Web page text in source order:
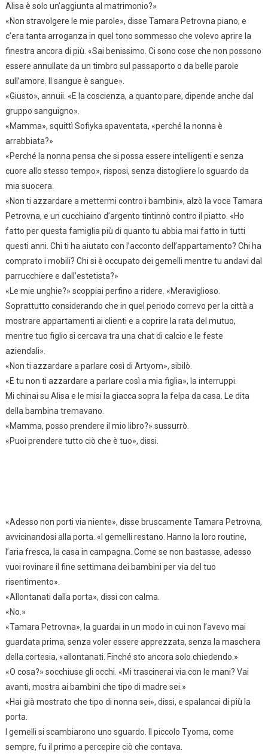
Alisa è solo un’aggiunta al matrimonio?»
«Non stravolgere le mie parole», disse Tamara Petrovna piano, e
c’era tanta arroganza in quel tono sommesso che volevo aprire la
finestra ancora di più. «Sai benissimo. Ci sono cose che non possono
essere annullate da un timbro sul passaporto o da belle parole
sull’amore. Il sangue è sangue».
«Giusto», annuii. «E la coscienza, a quanto pare, dipende anche dal
gruppo sanguigno».
«Mamma», squittì Sofiyka spaventata, «perché la nonna è
arrabbiata?»
«Perché la nonna pensa che si possa essere intelligenti e senza
cuore allo stesso tempo», risposi, senza distogliere lo sguardo da
mia suocera.
«Non ti azzardare a mettermi contro i bambini», alzò la voce Tamara
Petrovna, e un cucchiaino d’argento tintinnò contro il piatto. «Ho
fatto per questa famiglia più di quanto tu abbia mai fatto in tutti
questi anni. Chi ti ha aiutato con l’acconto dell’appartamento? Chi ha
comprato i mobili? Chi si è occupato dei gemelli mentre tu andavi dal
parrucchiere e dall’estetista?»
«Le mie unghie?» scoppiai perfino a ridere. «Meraviglioso.
Soprattutto considerando che in quel periodo correvo per la città a
mostrare appartamenti ai clienti e a coprire la rata del mutuo,
mentre tuo figlio si cercava tra una chat di calcio e le feste
aziendali».
«Non ti azzardare a parlare così di Artyom», sibilò.
«E tu non ti azzardare a parlare così a mia figlia», la interruppi.
Mi chinai su Alisa e le misi la giacca sopra la felpa da casa. Le dita
della bambina tremavano.
«Mamma, posso prendere il mio libro?» sussurrò.
«Puoi prendere tutto ciò che è tuo», dissi.
«Adesso non porti via niente», disse bruscamente Tamara Petrovna,
avvicinandosi alla porta. «I gemelli restano. Hanno la loro routine,
l’aria fresca, la casa in campagna. Come se non bastasse, adesso
vuoi rovinare il fine settimana dei bambini per via del tuo
risentimento».
«Allontanati dalla porta», dissi con calma.
«No.»
«Tamara Petrovna», la guardai in un modo in cui non l’avevo mai
guardata prima, senza voler essere apprezzata, senza la maschera
della cortesia, «allontanati. Finché sto ancora solo chiedendo.»
«O cosa?» socchiuse gli occhi. «Mi trascinerai via con le mani? Vai
avanti, mostra ai bambini che tipo di madre sei.»
«Hai già mostrato che tipo di nonna sei», dissi, e spalancai di più la
porta.
I gemelli si scambiarono uno sguardo. Il piccolo Tyoma, come
sempre, fu il primo a percepire ciò che contava.